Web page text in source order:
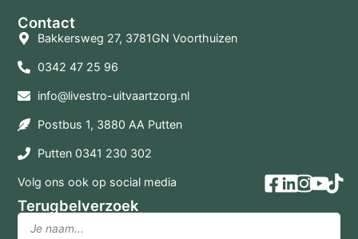
Contact
Bakkersweg 27, 3781GN Voorthuizen
0342 47 25 96
info@livestro-uitvaartzorg.nl
Postbus 1, 3880 AA Putten
Putten 0341 230 302
Volg ons ook op social media
Terugbelverzoek